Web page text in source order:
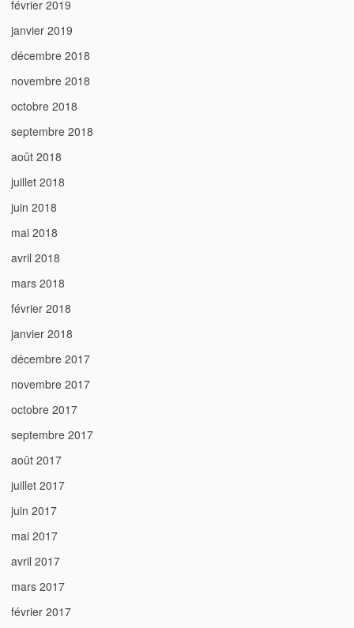
février 2019
janvier 2019
décembre 2018
novembre 2018
octobre 2018
septembre 2018
août 2018
juillet 2018
juin 2018
mai 2018
avril 2018
mars 2018
février 2018
janvier 2018
décembre 2017
novembre 2017
octobre 2017
septembre 2017
août 2017
juillet 2017
juin 2017
mai 2017
avril 2017
mars 2017
février 2017